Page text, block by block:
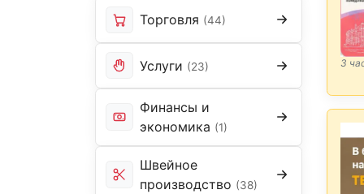
Торговля (44)
Услуги (23)
Финансы и
экономика (1)
Швейное
производство (38)
3